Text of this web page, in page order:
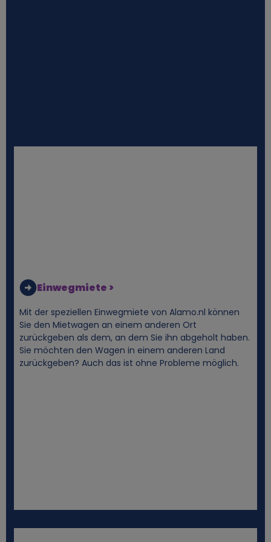
Einwegmiete >
Mit der speziellen Einwegmiete von Alamo.nl können
Sie den Mietwagen an einem anderen Ort
zurückgeben als dem, an dem Sie ihn abgeholt haben.
Sie möchten den Wagen in einem anderen Land
zurückgeben? Auch das ist ohne Probleme möglich.